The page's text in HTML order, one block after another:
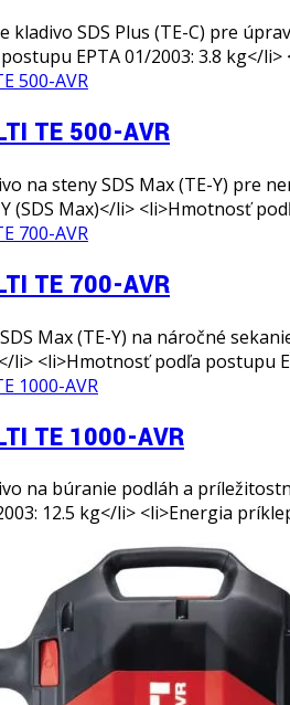
SDS Plus (TE-C) pre
EPTA 01/2003: 3.8 kg</
TE 500-AVR
na steny SDS Max (TE-Y) pre
(SDS Max)</li> <li>Hmotnosť
TE 700-AVR
Max (TE-Y) na náročné
li> <li>Hmotnosť podľa postupu
TE 1000-AVR
na búranie podláh a
12.5 kg</li> <li>Energia